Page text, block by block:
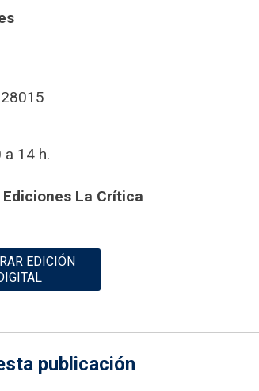
a 14 h.
Ediciones La Crítica
EDICIÓN
publicación